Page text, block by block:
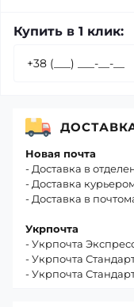
Купить в 1 клик:
Новая почта
- Доставка в
- Доставка
- Доставка в
Укрпочта
- Укрпочта
- Укрпочта
- Укрпочта